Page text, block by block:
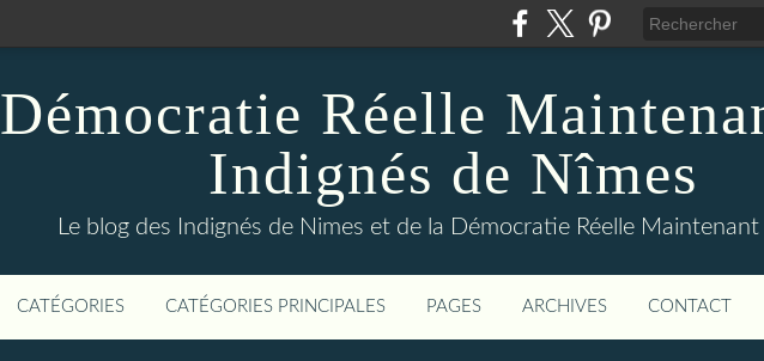
Démocratie Réelle
Indignés de Nîmes
Le blog des Indignés de Nimes et de la Démocratie Réelle Maintenant
CATÉGORIES CATÉGORIES PRINCIPALES PAGES ARCHIVES CONTACT